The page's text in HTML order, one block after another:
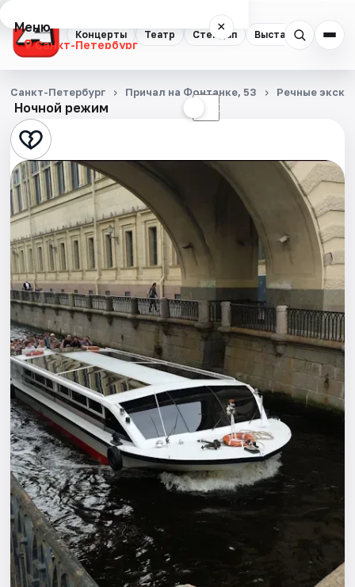
Концерты Театр Стендап Выставки
Меню ×
Санкт-Петербург
Концерты
Театр
Стендап
Выставки
Квесты
Экскурсии
Спорт
События
Города
Площадки
Артисты
Рейтинги
Ночной режим ☾
Санкт-Петербург Причал на Фонтанке, 53 Речные